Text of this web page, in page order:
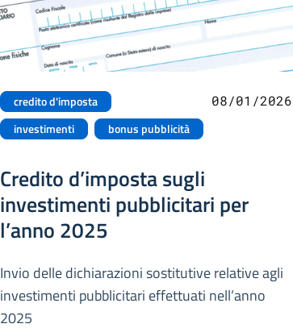
credito d'imposta
investimenti
bonus pubblicità
08/01/2026
Credito d’imposta sugli
investimenti pubblicitari per
l’anno 2025
Invio delle dichiarazioni sostitutive relative agli
investimenti pubblicitari effettuati nell’anno
2025